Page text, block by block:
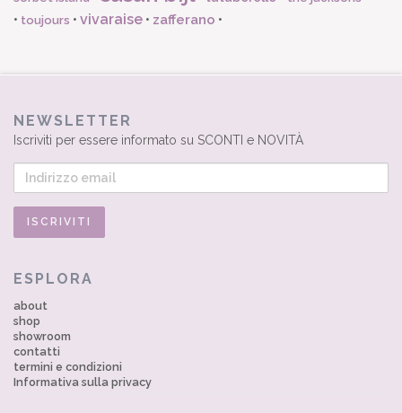
• toujours • vivaraise • zafferano •
NEWSLETTER
Iscriviti per essere informato su SCONTI e NOVITÀ
ESPLORA
about
shop
showroom
contatti
termini e condizioni
Informativa sulla privacy